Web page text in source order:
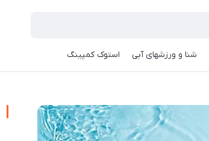
شنا و ورزشهای آبی استوک کمپینگ